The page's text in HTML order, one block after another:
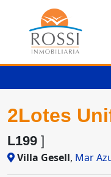
2Lotes
L199 ]
Villa Gesell, Mar